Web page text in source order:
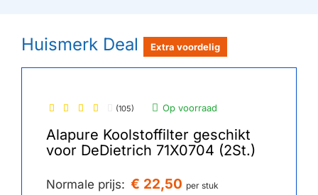
Huismerk Deal Extra voordelig
(105) Op voorraad
Alapure Koolstoffilter geschikt
voor DeDietrich 71X0704 (2St.)
Normale prijs: € 22,50 per stuk